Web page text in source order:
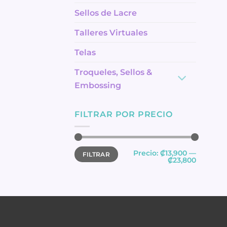
Sellos de Lacre
Talleres Virtuales
Telas
Troqueles, Sellos &
Embossing
FILTRAR POR PRECIO
Precio
mínimo
Precio
máximo
FILTRAR Precio: ₡13,900 —
₡23,800